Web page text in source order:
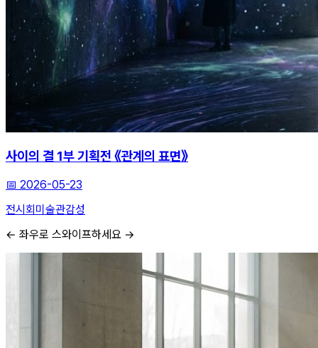
사이의 결 1부 기획전 《관계의 표면》
📅 2026-05-23
전시회미술관감성
← 좌우로 스와이프하세요 →